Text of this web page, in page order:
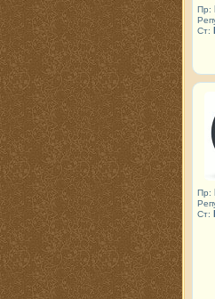
Пр:
Ст:
Пр:
Ст: